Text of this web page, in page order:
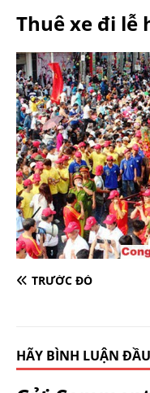
Thuê xe đi lễ
TRƯỚC ĐÓ
HÃY BÌNH LUẬN